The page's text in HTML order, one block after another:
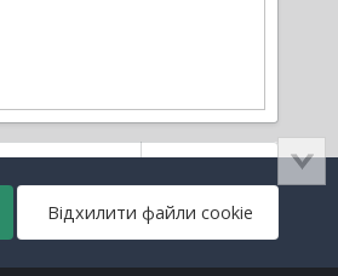
Відхилити файли cookie